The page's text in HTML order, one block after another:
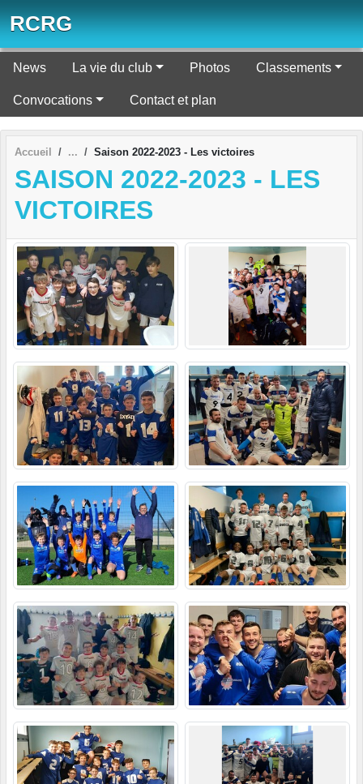
RCRG
News La vie du club Photos Classements
Convocations Contact et plan
Accueil Saison 2022-2023 - Les victoires
SAISON 2022-2023 - LES
VICTOIRES